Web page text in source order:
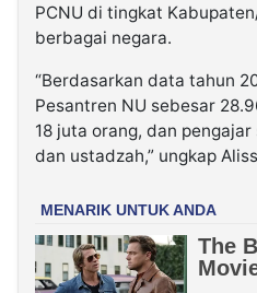
PCNU di tingkat
berbagai negara.
“Berdasarkan data tahun
Pesantren NU sebesar
18 juta orang, dan
dan ustadzah,” ungkap